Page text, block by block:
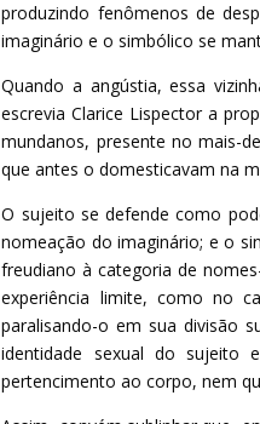
produzindo fenômenos de
imaginário e o simbólico se
Quando a angústia, essa
escrevia Clarice Lispector a
mundanos, presente no mais-
que antes o domesticavam na
O sujeito se defende como
nomeação do imaginário; e o
freudiano à categoria de
experiência limite, como no
paralisando-o em sua divisão
identidade sexual do sujeito
pertencimento ao corpo, nem